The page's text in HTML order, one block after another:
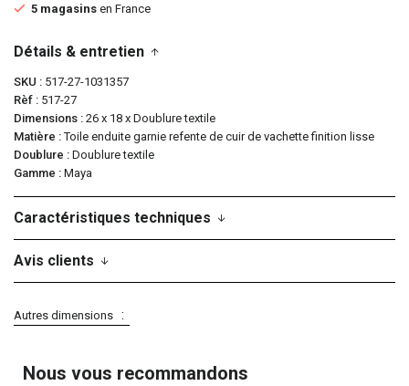
5 magasins en France
Détails & entretien
SKU
517-27-1031357
Rèf
517-27
Dimensions 26 x 18 x Doublure textile
Matière
Toile enduite garnie refente de cuir de vachette finition lisse
Doublure
Doublure textile
Gamme
Maya
Caractéristiques techniques
Avis clients
Autres dimensions
Nous vous recommandons